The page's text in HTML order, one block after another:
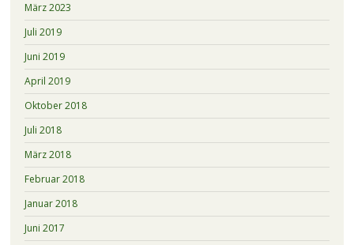
März 2023
Juli 2019
Juni 2019
April 2019
Oktober 2018
Juli 2018
März 2018
Februar 2018
Januar 2018
Juni 2017